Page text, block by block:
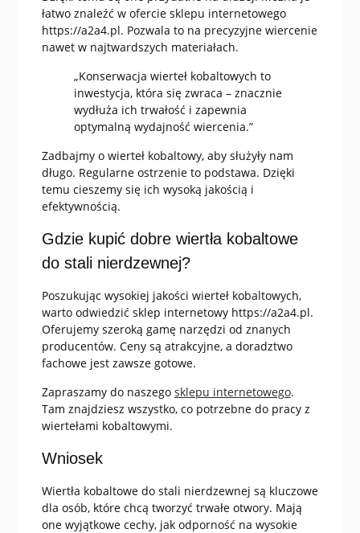
łatwo znaleźć w ofercie sklepu internetowego
https://a2a4.pl. Pozwala to na precyzyjne wiercenie
nawet w najtwardszych materiałach.
„Konserwacja wierteł kobaltowych to
inwestycja, która się zwraca – znacznie
wydłuża ich trwałość i zapewnia
optymalną wydajność wiercenia.”
Zadbajmy o wierteł kobaltowy, aby służyły nam
długo. Regularne ostrzenie to podstawa. Dzięki
temu cieszemy się ich wysoką jakością i
efektywnością.
Gdzie kupić dobre wiertła kobaltowe
do stali nierdzewnej?
Poszukując wysokiej jakości wierteł kobaltowych,
warto odwiedzić sklep internetowy https://a2a4.pl.
Oferujemy szeroką gamę narzędzi od znanych
producentów. Ceny są atrakcyjne, a doradztwo
fachowe jest zawsze gotowe.
Zapraszamy do naszego sklepu internetowego.
Tam znajdziesz wszystko, co potrzebne do pracy z
wiertełami kobaltowymi.
Wniosek
Wiertła kobaltowe do stali nierdzewnej są kluczowe
dla osób, które chcą tworzyć trwałe otwory. Mają
one wyjątkowe cechy, jak odporność na wysokie